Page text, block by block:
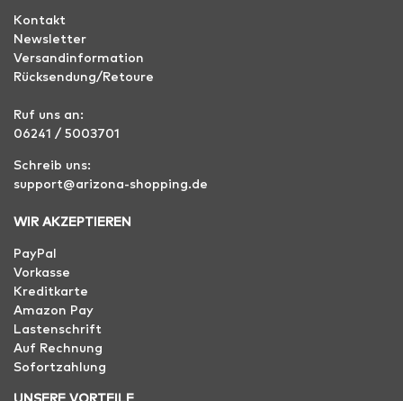
Kontakt
Newsletter
Versandinformation
Rücksendung/Retoure
Ruf uns an:
06241 / 5003701
Schreib uns:
support@arizona-shopping.de
WIR AKZEPTIEREN
PayPal
Vorkasse
Kreditkarte
Amazon Pay
Lastenschrift
Auf Rechnung
Sofortzahlung